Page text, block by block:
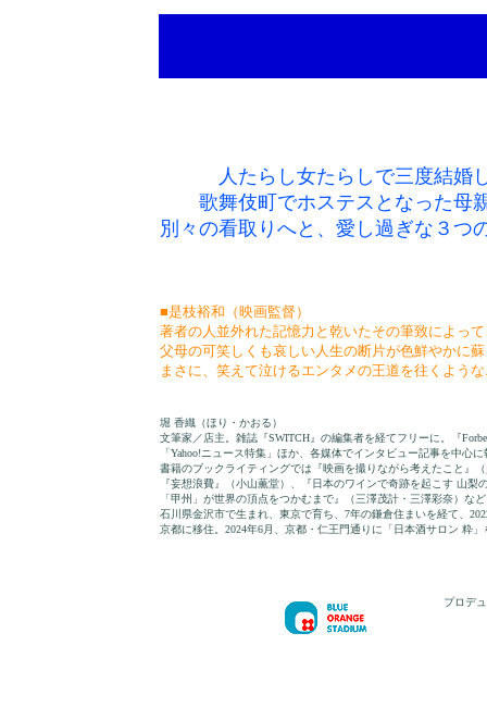
人たらし女たらしで三度結婚
歌舞伎町でホステスとなった母
別々の看取りへと、愛し過ぎな３つ
■是枝裕和（映画監督）
著者の人並外れた記憶力と乾いたその筆致によっ
父母の可笑しくも哀しい人生の断片が色鮮やかに
まさに、笑えて泣けるエンタメの王道を往くよう
堀 香織（ほり・かおる）
文筆家／店主。雑誌『SWITCH』の編集者を経てフリーに。『
「Yahoo!ニュース特集」ほか、各媒体でインタビュー記事を中心
書籍のブックライティングでは『映画を撮りながら考えたこと』
『妄想浪費』（小山薫堂）、『日本のワインで奇跡を起こす 山梨
「甲州」が世界の頂点をつかむまで』（三澤茂計・三澤彩奈）な
石川県金沢市で生まれ、東京で育ち、7年の鎌倉住まいを経て、
京都に移住。2024年6月、京都・仁王門通りに「日本酒サロン 粋」
プロデ